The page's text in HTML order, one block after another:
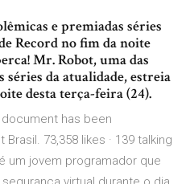
e premiadas séries
Record no fim da noite
Mr. Robot, uma das
da atualidade, estreia
desta terça-feira (24).
has been
73,358 likes · 139 talking
um jovem programador que